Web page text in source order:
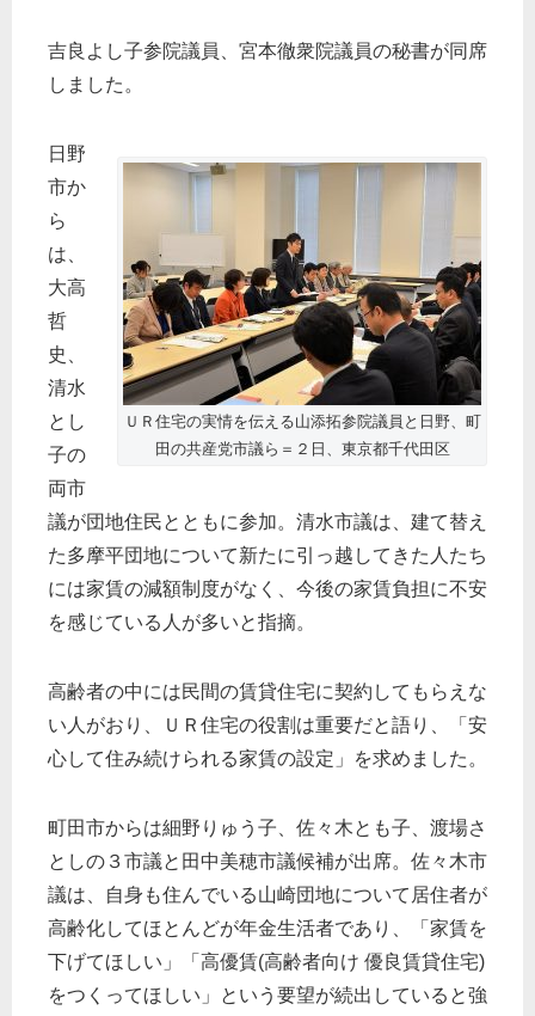
吉良よし子参院議員、宮本徹衆院議員の秘書が同席
しました。
ＵＲ住宅の実情を伝える山添拓参院議員と日野、町
田の共産党市議ら＝２日、東京都千代田区
日野
市か
ら
は、
大高
哲
史、
清水
とし
子の
両市
議が団地住民とともに参加。清水市議は、建て替え
た多摩平団地について新たに引っ越してきた人たち
には家賃の減額制度がなく、今後の家賃負担に不安
を感じている人が多いと指摘。
高齢者の中には民間の賃貸住宅に契約してもらえな
い人がおり、ＵＲ住宅の役割は重要だと語り、「安
心して住み続けられる家賃の設定」を求めました。
町田市からは細野りゅう子、佐々木とも子、渡場さ
としの３市議と田中美穂市議候補が出席。佐々木市
議は、自身も住んでいる山崎団地について居住者が
高齢化してほとんどが年金生活者であり、「家賃を
下げてほしい」「高優賃(高齢者向け 優良賃貸住宅)
をつくってほしい」という要望が続出していると強